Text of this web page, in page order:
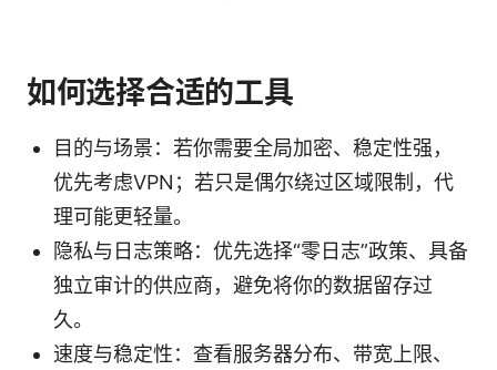
如何选择合适的工具
目的与场景：若你需要全局加密、稳定性强，
优先考虑VPN；若只是偶尔绕过区域限制，代
理可能更轻量。
隐私与日志策略：优先选择“零日志”政策、具备
独立审计的供应商，避免将你的数据留存过
久。
速度与稳定性：查看服务器分布、带宽上限、